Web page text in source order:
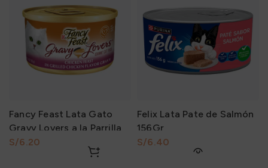
Fancy Feast Lata Gato
Gravy Lovers a la Parrilla
Sabor Festival de Pollo en
Salsa y otros 85Gr
S/
Felix Lata Pate de Salmón
156Gr
S/